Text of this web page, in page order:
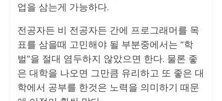
업을 삼는게 가능하다.
전공자든 비 전공자든 간에 프로그래머를 목
표를 삼을때 고민해야 될 부분중에서는 “학
벌”을 절대 염두하지 않았으면 한다. 물론 좋
은 대학을 나오면 그만큼 유리하고 또 좋은 대
학에서 공부를 한것은 노력을 의미하기 때문